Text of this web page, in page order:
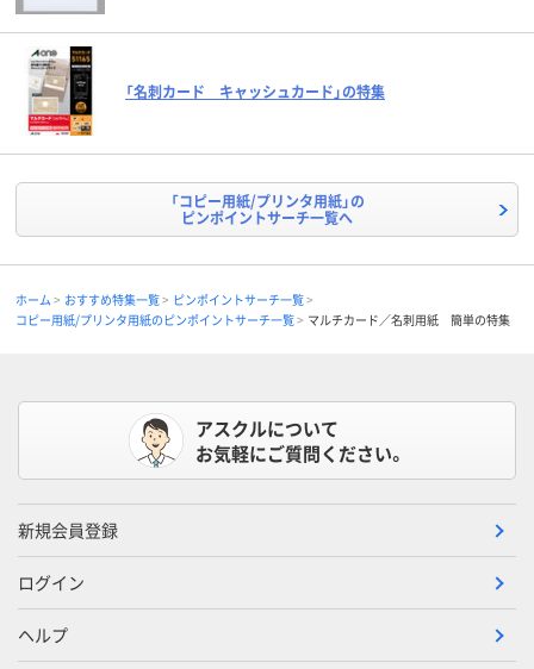
「名刺カード キャッシュカード」の特集
「コピー用紙/プリンタ用紙」の
ピンポイントサーチ一覧へ
ホーム おすすめ特集一覧
ピンポイントサーチ一覧
コピー用紙/プリンタ用紙のピンポイントサーチ一覧
マルチカード／名刺用紙 簡単の特集
アスクルについて
お気軽にご質問ください。
新規会員登録
ログイン
ヘルプ